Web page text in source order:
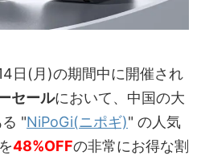
日(月)の期間中に開催され
セールにおいて、中国の大
"NiPoGi(ニポギ)" の人気
48%OFFの非常にお得な割